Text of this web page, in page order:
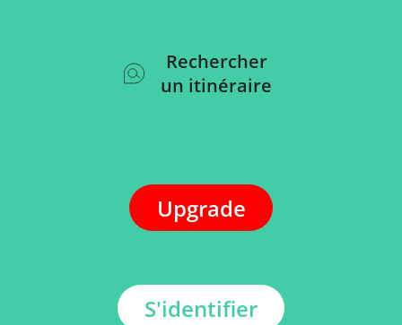
Rechercher
un itinéraire
Upgrade
S'identifier